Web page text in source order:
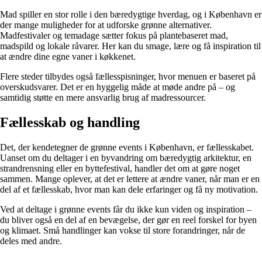
Mad spiller en stor rolle i den bæredygtige hverdag, og i København er
der mange muligheder for at udforske grønne alternativer.
Madfestivaler og temadage sætter fokus på plantebaseret mad,
madspild og lokale råvarer. Her kan du smage, lære og få inspiration til
at ændre dine egne vaner i køkkenet.
Flere steder tilbydes også fællesspisninger, hvor menuen er baseret på
overskudsvarer. Det er en hyggelig måde at møde andre på – og
samtidig støtte en mere ansvarlig brug af madressourcer.
Fællesskab og handling
Det, der kendetegner de grønne events i København, er fællesskabet.
Uanset om du deltager i en byvandring om bæredygtig arkitektur, en
strandrensning eller en byttefestival, handler det om at gøre noget
sammen. Mange oplever, at det er lettere at ændre vaner, når man er en
del af et fællesskab, hvor man kan dele erfaringer og få ny motivation.
Ved at deltage i grønne events får du ikke kun viden og inspiration –
du bliver også en del af en bevægelse, der gør en reel forskel for byen
og klimaet. Små handlinger kan vokse til store forandringer, når de
deles med andre.